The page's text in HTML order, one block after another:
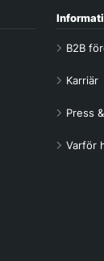
B2B
Karriär
Press
Varför